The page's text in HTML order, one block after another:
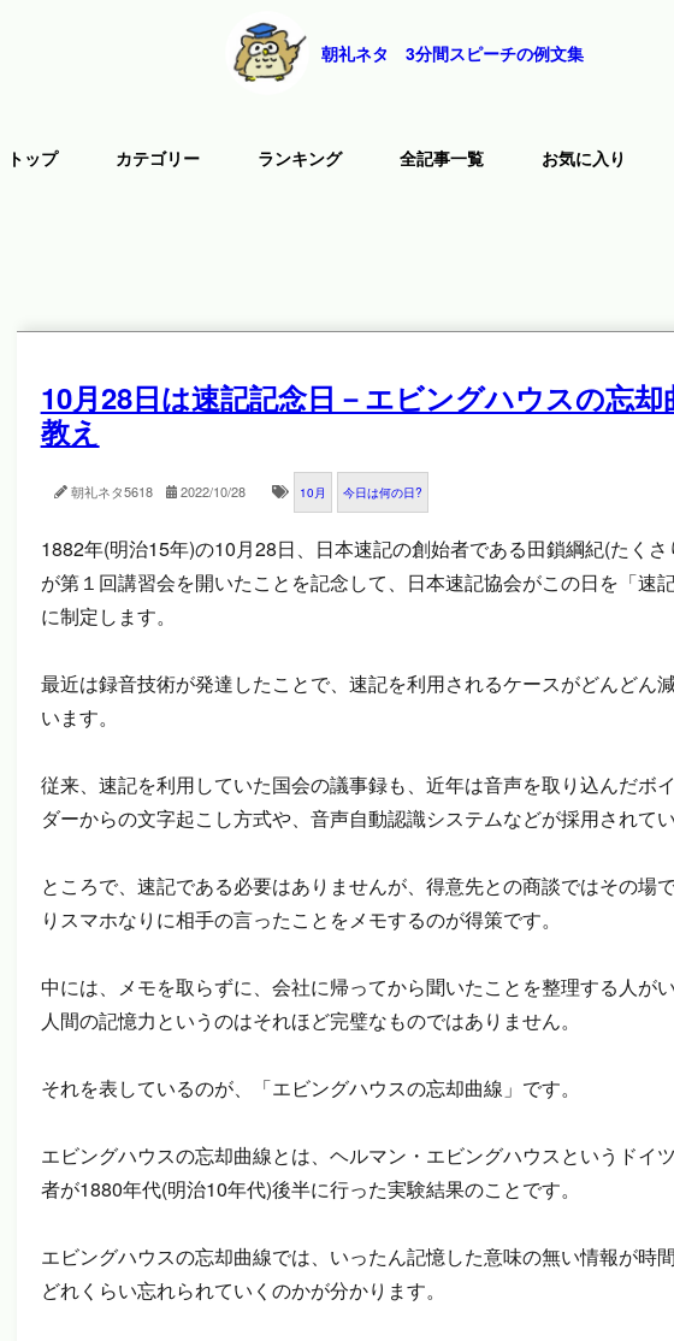
朝礼ネタ 3分間スピーチの例文集
トップ カテゴリー ランキング 全記事一覧 お気に入り
10月28日は速記記念日－エビングハウスの忘却
教え
朝礼ネタ5618 2022/10/28 10月 今日は何の日?
1882年(明治15年)の10月28日、日本速記の創始者である田鎖綱紀(たくさ
が第１回講習会を開いたことを記念して、日本速記協会がこの日を「速記
に制定します。
最近は録音技術が発達したことで、速記を利用されるケースがどんどん
います。
従来、速記を利用していた国会の議事録も、近年は音声を取り込んだボ
ダーからの文字起こし方式や、音声自動認識システムなどが採用されてい
ところで、速記である必要はありませんが、得意先との商談ではその場
りスマホなりに相手の言ったことをメモするのが得策です。
中には、メモを取らずに、会社に帰ってから聞いたことを整理する人がい
人間の記憶力というのはそれほど完璧なものではありません。
それを表しているのが、「エビングハウスの忘却曲線」です。
エビングハウスの忘却曲線とは、ヘルマン・エビングハウスというドイ
者が1880年代(明治10年代)後半に行った実験結果のことです。
エビングハウスの忘却曲線では、いったん記憶した意味の無い情報が時
どれくらい忘れられていくのかが分かります。